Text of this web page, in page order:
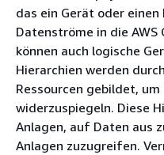
das ein Gerät oder
Datenströme in die AWS
können auch logische
Hierarchien werden
Ressourcen gebildet,
widerzuspiegeln. Diese
Anlagen, auf Daten aus
Anlagen zuzugreifen.